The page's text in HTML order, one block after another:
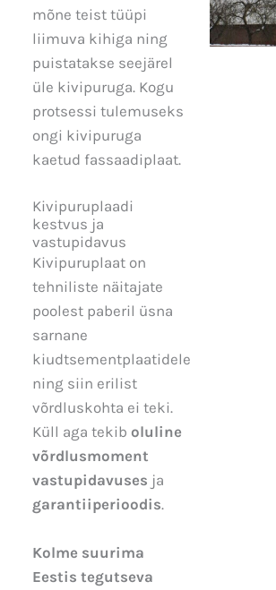
mõne teist tüüpi
liimuva kihiga ning
puistatakse seejärel
üle kivipuruga. Kogu
protsessi tulemuseks
ongi kivipuruga
kaetud fassaadiplaat.
Kivipuruplaadi
kestvus ja
vastupidavus
Kivipuruplaat on
tehniliste näitajate
poolest paberil üsna
sarnane
kiudtsementplaatidele
ning siin erilist
võrdluskohta ei teki.
Küll aga tekib oluline
võrdlusmoment
vastupidavuses ja
garantiiperioodis.
Kolme suurima
Eestis tegutseva